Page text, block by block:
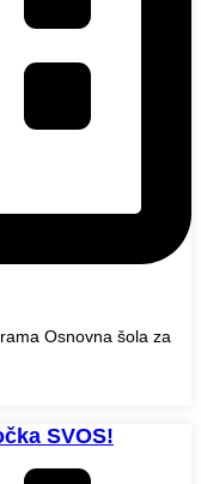
Osnovna šola za
SVOS!